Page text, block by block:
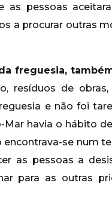
as pessoas
a procurar outras
freguesia,
resíduos de
e não foi
havia o hábito
se num
as pessoas a
para as outras